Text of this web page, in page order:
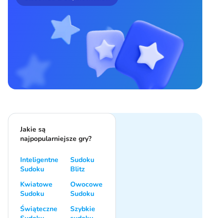
Jakie są
najpopularniejsze gry?
Inteligentne
Sudoku
Sudoku
Blitz
Kwiatowe
Sudoku
Owocowe
Sudoku
Świąteczne
Szybkie